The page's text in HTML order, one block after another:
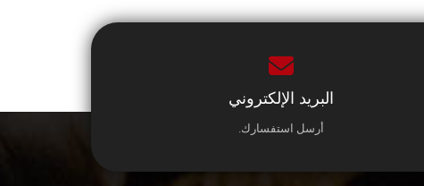
البريد الإلكتروني
أرسل استفسارك.